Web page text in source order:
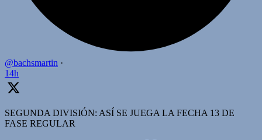
@bachsmartin ·
14h
SEGUNDA DIVISIÓN: ASÍ SE JUEGA LA FECHA 13 DE
FASE REGULAR